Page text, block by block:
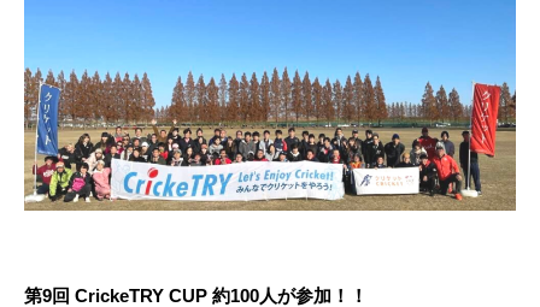
第9回 CrickeTRY CUP 約100人が参加！！